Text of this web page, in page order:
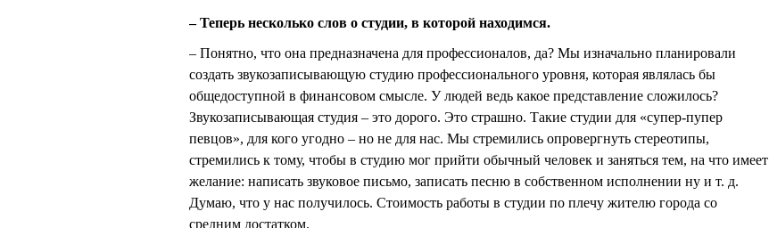
– Теперь несколько слов о студии, в которой находимся.
– Понятно, что она предназначена для профессионалов, да? Мы изначально планировали
создать звукозаписывающую студию профессионального уровня, которая являлась бы
общедоступной в финансовом смысле. У людей ведь какое представление сложилось?
Звукозаписывающая студия – это дорого. Это страшно. Такие студии для «супер-пупер
певцов», для кого угодно – но не для нас. Мы стремились опровергнуть стереотипы,
стремились к тому, чтобы в студию мог прийти обычный человек и заняться тем, на что имеет
желание: написать звуковое письмо, записать песню в собственном исполнении ну и т. д.
Думаю, что у нас получилось. Стоимость работы в студии по плечу жителю города со
средним достатком.